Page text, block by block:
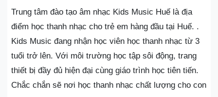
Trung tâm đào tạo âm nhạc Kids Music Huế là địa
điểm học thanh nhạc cho trẻ em hàng đầu tại Huế. .
Kids Music đang nhận học viên học thanh nhạc từ 3
tuổi trở lên. Với môi trường học tập sôi động, trang
thiết bị đầy đủ hiện đại cùng giáo trình học tiên tiến.
Chắc chắn sẽ nơi học thanh nhạc chất lượng cho con